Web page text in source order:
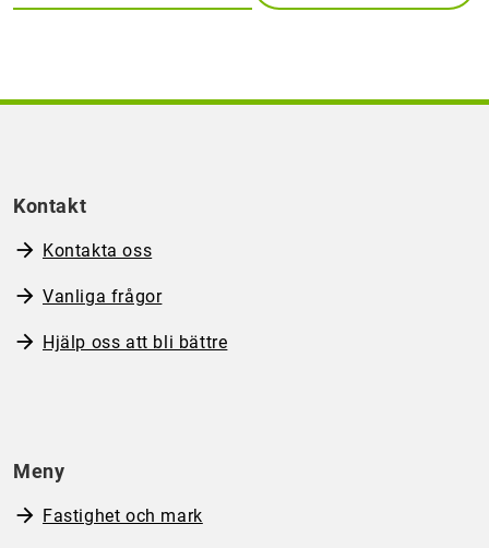
Kontakt
Kontakta oss
Vanliga frågor
Hjälp oss att bli bättre
Meny
Fastighet och mark